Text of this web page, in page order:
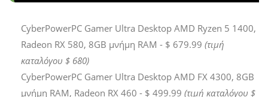
CyberPowerPC Gamer Ultra Desktop AMD Ryzen 5 1400,
Radeon RX 580, 8GB μνήμη RAM - $ 679.99 (τιμή
καταλόγου $ 680)
CyberPowerPC Gamer Ultra Desktop AMD FX 4300, 8GB
μνήμη RAM, Radeon RX 460 - $ 499.99 (τιμή καταλόγου $